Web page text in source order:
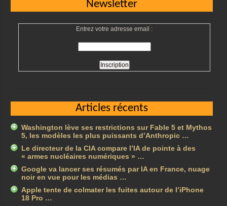
Newsletter
Entrez votre adresse email :
Articles récents
Washington lève ses restrictions sur Fable 5 et Mythos
5, les modèles les plus puissants d’Anthropic …
Le directeur de la CIA compare l’IA de pointe à des
« armes nucléaires numériques » …
Google va lancer ses résumés par IA en France, nuage
noir en vue pour les médias …
Apple tente de colmater les fuites autour de l’iPhone
18 Pro …